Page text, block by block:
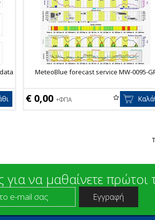
MeteoBlue forecast service MW-0095-
€ 0,00+ΦΠΑ
να μαθαίνετε πρώτοι